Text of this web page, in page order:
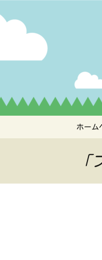
ン
ッ
プ
ホーム
「